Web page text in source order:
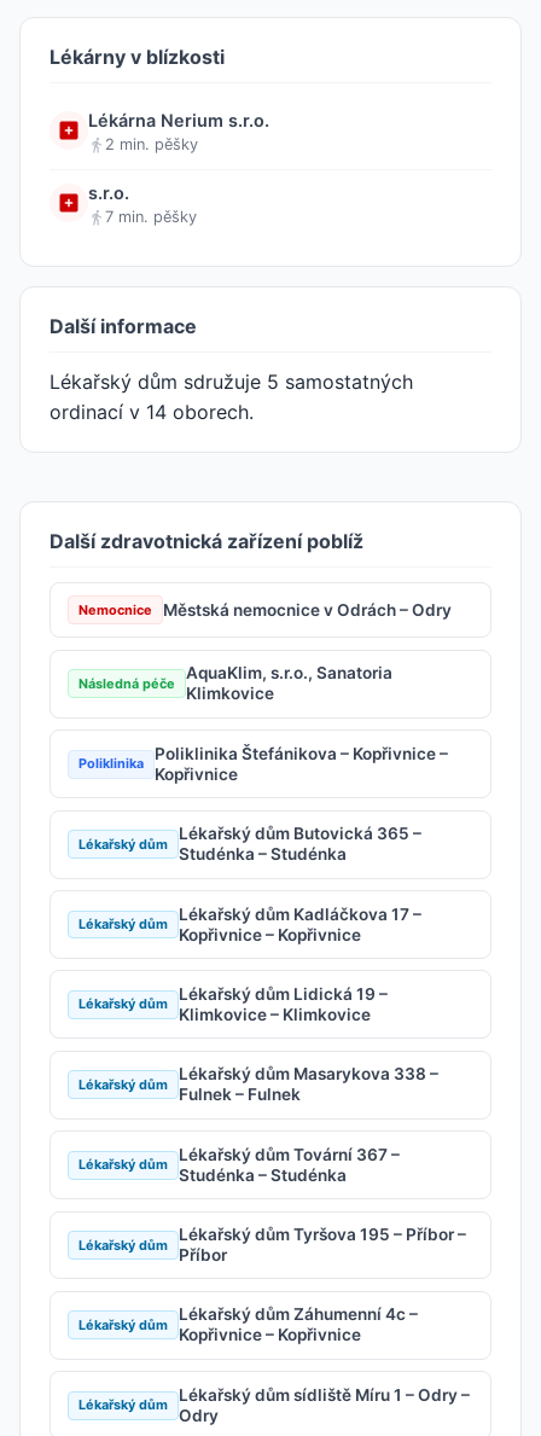
Lékárny v blízkosti
Lékárna Nerium s.r.o.
2 min. pěšky
s.r.o.
7 min. pěšky
Další informace
Lékařský dům sdružuje 5 samostatných
ordinací v 14 oborech.
Další zdravotnická zařízení poblíž
Nemocnice Městská nemocnice v Odrách – Odry
Následná péče
AquaKlim, s.r.o., Sanatoria
Klimkovice
Poliklinika
Poliklinika Štefánikova – Kopřivnice –
Kopřivnice
Lékařský dům
Lékařský dům Butovická 365 –
Studénka – Studénka
Lékařský dům
Lékařský dům Kadláčkova 17 –
Kopřivnice – Kopřivnice
Lékařský dům
Lékařský dům Lidická 19 –
Klimkovice – Klimkovice
Lékařský dům
Lékařský dům Masarykova 338 –
Fulnek – Fulnek
Lékařský dům
Lékařský dům Tovární 367 –
Studénka – Studénka
Lékařský dům
Lékařský dům Tyršova 195 – Příbor –
Příbor
Lékařský dům
Lékařský dům Záhumenní 4c –
Kopřivnice – Kopřivnice
Lékařský dům
Lékařský dům sídliště Míru 1 – Odry –
Odry